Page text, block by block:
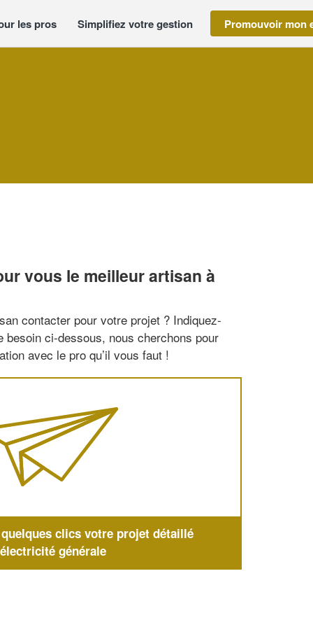
les pros Simplifiez votre gestion Promouvoir mon
vous le meilleur artisan à
contacter pour votre projet ? Indiquez-
besoin ci-dessous, nous cherchons pour
avec le pro qu’il vous faut !
clics votre projet détaillé
générale